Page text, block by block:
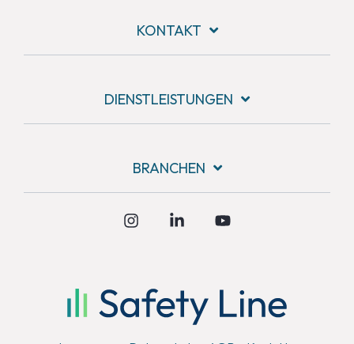
KONTAKT
DIENSTLEISTUNGEN
BRANCHEN
InstagramLinkedin